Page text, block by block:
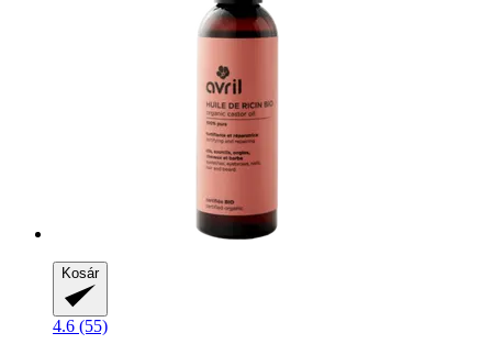
Kosár
4.6 (55)